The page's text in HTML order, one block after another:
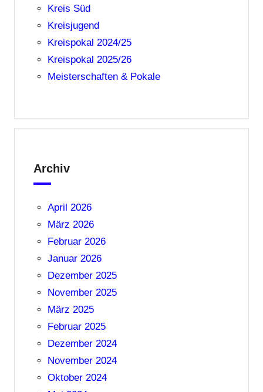
Kreis Süd
Kreisjugend
Kreispokal 2024/25
Kreispokal 2025/26
Meisterschaften & Pokale
Archiv
April 2026
März 2026
Februar 2026
Januar 2026
Dezember 2025
November 2025
März 2025
Februar 2025
Dezember 2024
November 2024
Oktober 2024